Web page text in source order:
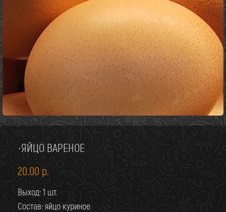
·ЯЙЦО ВАРЕНОЕ
20.00 р.
Выход: 1 шт.
Состав: яйцо куриное